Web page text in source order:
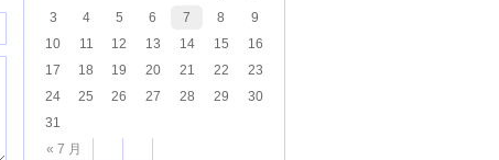
3
4 5 6 7 8
9
10
11 12 13 14 15
16
17
18 19 20 21 22
23
24
25 26 27 28 29
30
31
« 7 月